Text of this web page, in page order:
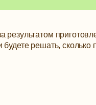
будете решать,